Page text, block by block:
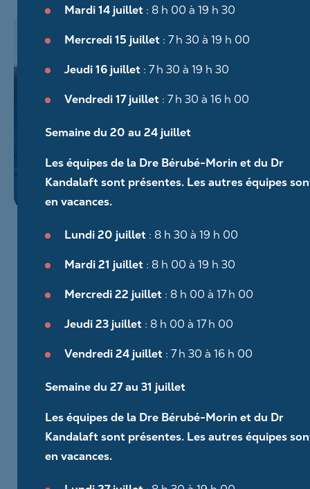
Mardi 14 juillet: 8 h 00 à 19 h 30
Mercredi 15 juillet: 7 h 30 à 19 h 00
Jeudi 16 juillet: 7 h 30 à 19 h 30
Vendredi 17 juillet: 7 h 30 à 16 h 00
Semaine du 20 au 24 juillet
Les équipes de la Dre Bérubé-Morin et du Dr
Kandalaft sont présentes. Les autres équipes
en vacances.
Lundi 20 juillet: 8 h 30 à 19 h 00
Mardi 21 juillet: 8 h 00 à 19 h 30
Mercredi 22 juillet: 8 h 00 à 17 h 00
Jeudi 23 juillet: 8 h 00 à 17 h 00
Vendredi 24 juillet: 7 h 30 à 16 h 00
Semaine du 27 au 31 juillet
Les équipes de la Dre Bérubé-Morin et du Dr
Kandalaft sont présentes. Les autres équipes
en vacances.